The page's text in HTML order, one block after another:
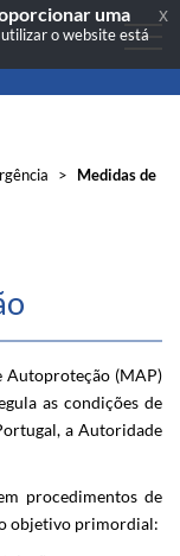
>
Medidas de
Autoproteção (MAP)
as condições de
a Autoridade
procedimentos de
objetivo primordial:
uma
o website está
x